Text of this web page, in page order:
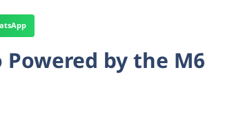
Powered by the M6